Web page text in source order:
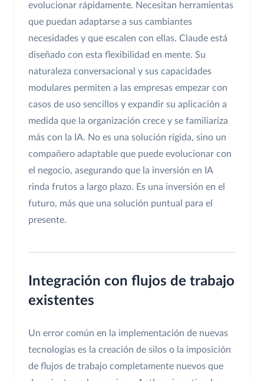
evolucionar rápidamente. Necesitan herramientas
que puedan adaptarse a sus cambiantes
necesidades y que escalen con ellas. Claude está
diseñado con esta flexibilidad en mente. Su
naturaleza conversacional y sus capacidades
modulares permiten a las empresas empezar con
casos de uso sencillos y expandir su aplicación a
medida que la organización crece y se familiariza
más con la IA. No es una solución rígida, sino un
compañero adaptable que puede evolucionar con
el negocio, asegurando que la inversión en IA
rinda frutos a largo plazo. Es una inversión en el
futuro, más que una solución puntual para el
presente.
Integración con flujos de trabajo
existentes
Un error común en la implementación de nuevas
tecnologías es la creación de silos o la imposición
de flujos de trabajo completamente nuevos que